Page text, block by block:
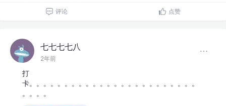
评论 点赞
七七七七八
2年前
打
卡。。。。。。。。。。。。。。。。。。。。。。。。
。。。。